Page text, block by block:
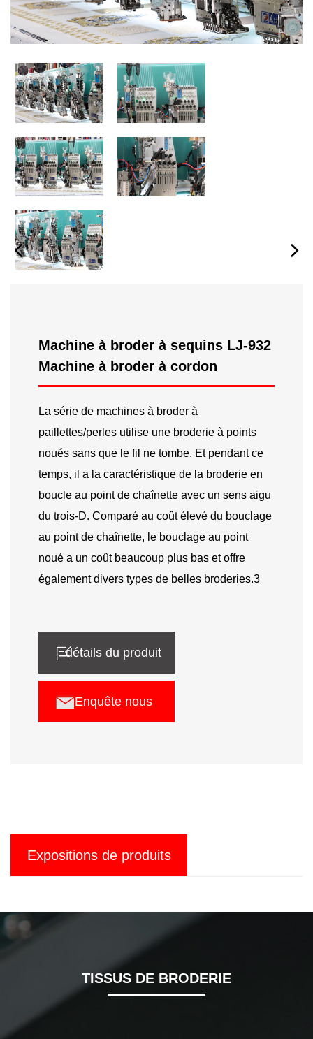
Machine à broder à sequins LJ-932
Machine à broder à cordon
La série de machines à broder à
paillettes/perles utilise une broderie à points
noués sans que le fil ne tombe. Et pendant ce
temps, il a la caractéristique de la broderie en
boucle au point de chaînette avec un sens aigu
du trois-D. Comparé au coût élevé du bouclage
au point de chaînette, le bouclage au point
noué a un coût beaucoup plus bas et offre
également divers types de belles broderies.3
détails du produit
Enquête nous
Expositions de produits
TISSUS DE BRODERIE